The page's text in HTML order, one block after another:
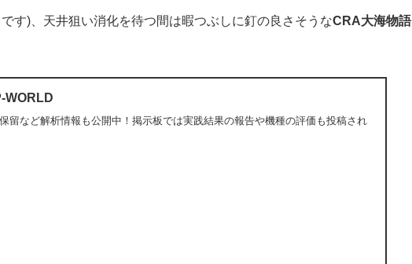
す)、天井狙い消化を待つ間は暇つぶしに釘の良さそうなCRA大海物語
WORLD
留など解析情報も公開中！掲示板では実践結果の報告や機種の評価も投稿され